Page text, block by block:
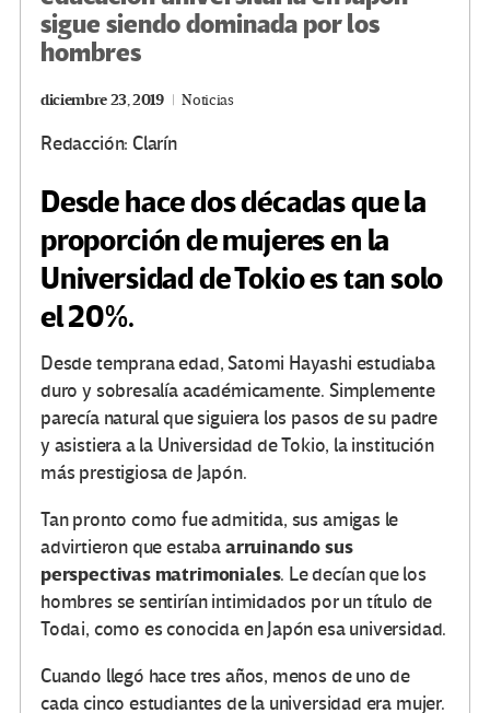
sigue siendo dominada por los
hombres
diciembre 23, 2019 Noticias
Redacción: Clarín
Desde hace dos décadas que la
proporción de mujeres en la
Universidad de Tokio es tan solo
el 20%.
Desde temprana edad, Satomi Hayashi estudiaba
duro y sobresalía académicamente. Simplemente
parecía natural que siguiera los pasos de su padre
y asistiera a la Universidad de Tokio, la institución
más prestigiosa de Japón.
Tan pronto como fue admitida, sus amigas le
advirtieron que estabaarruinando sus
perspectivas matrimoniales. Le decían que los
hombres se sentirían intimidados por un título de
Todai, como es conocida en Japón esa universidad.
Cuando llegó hace tres años, menos de uno de
cada cinco estudiantes de la universidad era mujer.